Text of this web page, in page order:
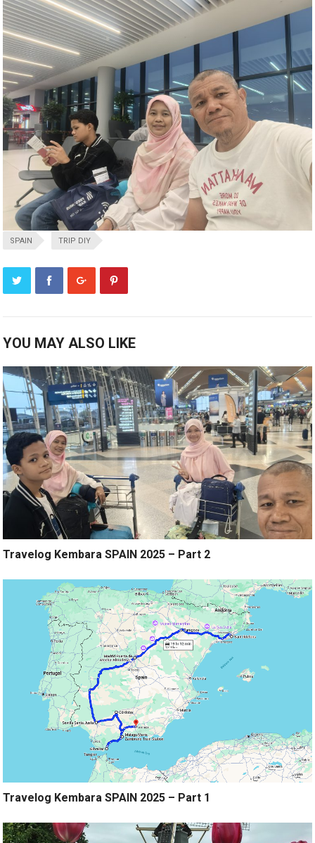
SPAIN TRIP DIY
YOU MAY ALSO LIKE
Travelog Kembara SPAIN 2025 – Part 2
Travelog Kembara SPAIN 2025 – Part 1